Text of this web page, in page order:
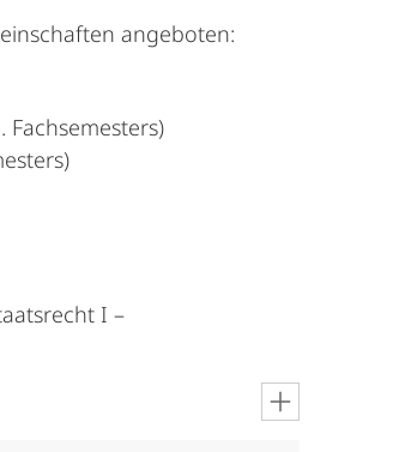
angeboten:
I –